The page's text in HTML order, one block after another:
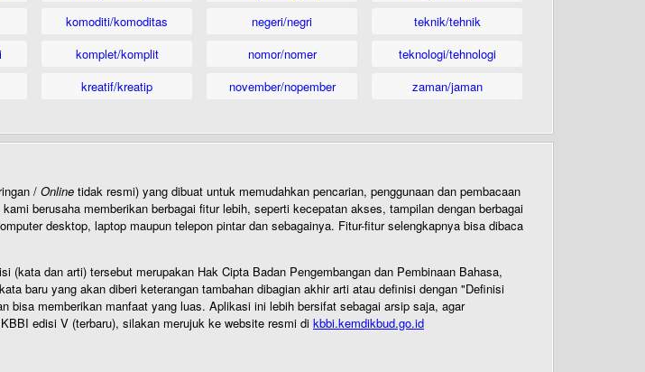
komoditi/komoditas
komplet/komplit
kreatif/kreatip
negeri/negri
nomor/nomer
november/nopember
teknik/tehnik
teknologi/tehnologi
zaman/jaman
/ Online tidak resmi) yang dibuat untuk memudahkan pencarian, penggunaan dan pembacaan
berusaha memberikan berbagai fitur lebih, seperti kecepatan akses, tampilan dengan berbagai
desktop, laptop maupun telepon pintar dan sebagainya. Fitur-fitur selengkapnya bisa dibaca
dan arti) tersebut merupakan Hak Cipta Badan Pengembangan dan Pembinaan Bahasa,
baru yang akan diberi keterangan tambahan dibagian akhir arti atau definisi dengan "Definisi
bisa memberikan manfaat yang luas. Aplikasi ini lebih bersifat sebagai arsip saja, agar
edisi V (terbaru), silakan merujuk ke website resmi di kbbi.kemdikbud.go.id